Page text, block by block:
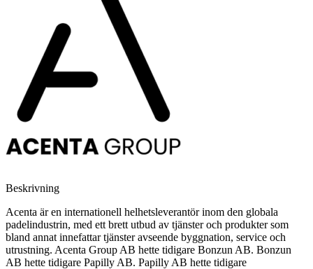
Beskrivning
Acenta är en internationell helhetsleverantör inom den globala
padelindustrin, med ett brett utbud av tjänster och produkter som
bland annat innefattar tjänster avseende byggnation, service och
utrustning. Acenta Group AB hette tidigare Bonzun AB. Bonzun
AB hette tidigare Papilly AB. Papilly AB hette tidigare